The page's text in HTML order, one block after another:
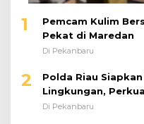
1
Pemcam Kulim
Pekat di Maredan
Di Pekanbaru
2
Polda Riau
Lingkungan,
Riset
Di Pekanbaru